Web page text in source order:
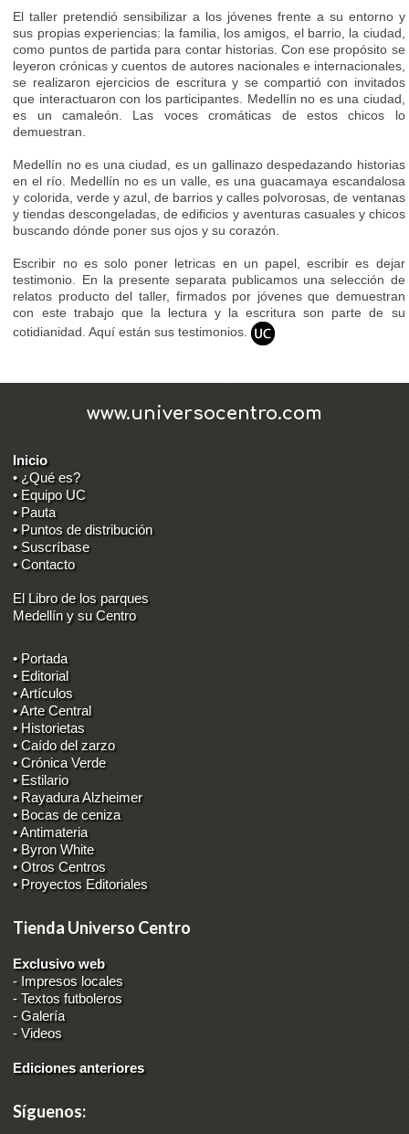
El taller pretendió sensibilizar a los jóvenes frente a su entorno y
sus propias experiencias: la familia, los amigos, el barrio, la ciudad,
como puntos de partida para contar historias. Con ese propósito se
leyeron crónicas y cuentos de autores nacionales e internacionales,
se realizaron ejercicios de escritura y se compartió con invitados
que interactuaron con los participantes. Medellín no es una ciudad,
es un camaleón. Las voces cromáticas de estos chicos lo
demuestran.
Medellín no es una ciudad, es un gallinazo despedazando historias
en el río. Medellín no es un valle, es una guacamaya escandalosa
y colorida, verde y azul, de barrios y calles polvorosas, de ventanas
y tiendas descongeladas, de edificios y aventuras casuales y chicos
buscando dónde poner sus ojos y su corazón.
Escribir no es solo poner letricas en un papel, escribir es dejar
testimonio. En la presente separata publicamos una selección de
relatos producto del taller, firmados por jóvenes que demuestran
con este trabajo que la lectura y la escritura son parte de su
cotidianidad. Aquí están sus testimonios.
www.universocentro.com
Inicio
• ¿Qué es?
• Equipo UC
• Pauta
• Puntos de distribución
• Suscríbase
• Contacto
El Libro de los parques
Medellín y su Centro
• Portada
• Editorial
• Artículos
• Arte Central
• Historietas
• Caído del zarzo
• Crónica Verde
• Estilario
• Rayadura Alzheimer
• Bocas de ceniza
• Antimateria
• Byron White
• Otros Centros
• Proyectos Editoriales
Tienda Universo Centro
Exclusivo web
- Impresos locales
-Textos futboleros
-Galería
-Videos
Ediciones anteriores
Síguenos: